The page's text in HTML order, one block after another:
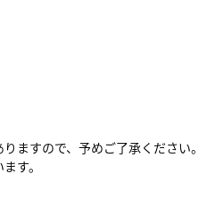
ますので、予めご了承ください。
す。